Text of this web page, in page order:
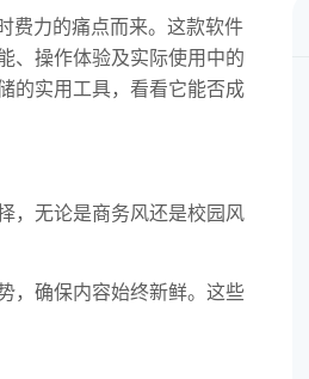
费力的痛点而来。这款软件
、操作体验及实际使用中的
的实用工具，看看它能否成
，无论是商务风还是校园风
，确保内容始终新鲜。这些